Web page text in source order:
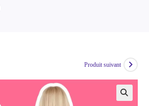
Produit suivant